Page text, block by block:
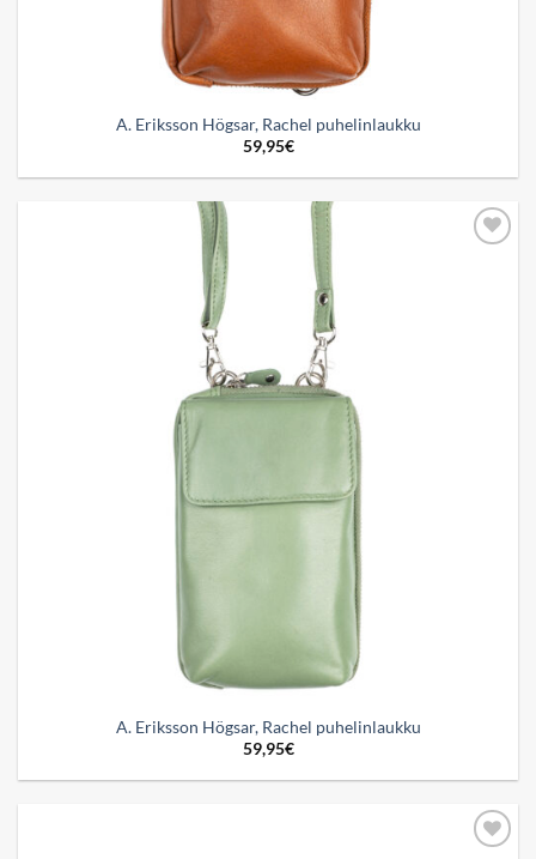
A. Eriksson Högsar, Rachel puhelinlaukku
59,95€
A. Eriksson Högsar, Rachel puhelinlaukku
59,95€